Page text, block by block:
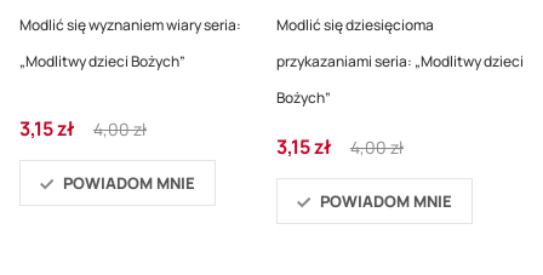
Modlić się wyznaniem wiary seria:
„Modlitwy dzieci Bożych”
Cena
promocyjna
3,15 zł
Regular
Price
4,00 zł
POWIADOM MNIE
Modlić się dziesięcioma
przykazaniami seria: „Modlitwy dzieci
Bożych”
Cena
promocyjna
3,15 zł
Regular
Price
4,00 zł
POWIADOM MNIE